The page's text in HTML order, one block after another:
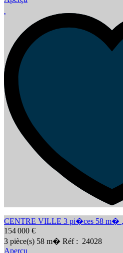
CENTRE VILLE 3 pi�ces 58 m� ,
154 000 €
3 pièce(s) 58 m� Réf : 24028
Aperçu